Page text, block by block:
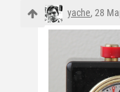
yache, 28